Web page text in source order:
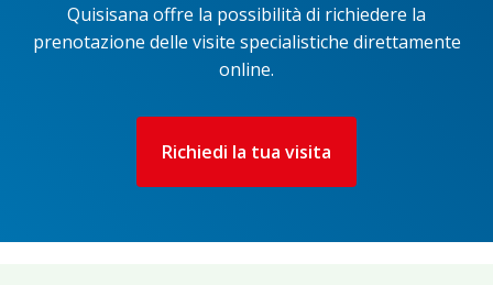
Quisisana offre la possibilità di richiedere la
prenotazione delle visite specialistiche direttamente
online.
Richiedi la tua visita